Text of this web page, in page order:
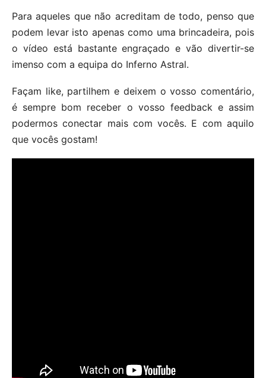
Para aqueles que não acreditam de todo, penso que
podem levar isto apenas como uma brincadeira, pois
o vídeo está bastante engraçado e vão divertir-se
imenso com a equipa do Inferno Astral.
Façam like, partilhem e deixem o vosso comentário,
é sempre bom receber o vosso feedback e assim
podermos conectar mais com vocês. E com aquilo
que vocês gostam!